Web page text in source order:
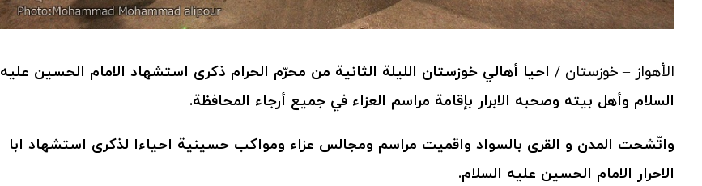
الأهواز – خوزستان / احیا أهالي خوزستان الليلة الثانية من محرّم الحرام ذكرى استشهاد الامام الحسين عليه
السلام وأهل بيته وصحبه الابرار بإقامة مراسم العزاء في جميع أرجاء المحافظة.
واتّشحت المدن و القری بالسواد واقميت مراسم ومجالس عزاء ومواكب حسينية احياءا لذكرى استشهاد ابا
الاحرار الامام الحسين عليه السلام.